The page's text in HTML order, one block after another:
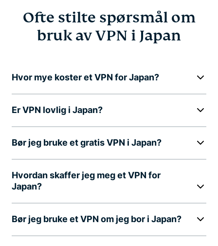
Ofte stilte spørsmål om
bruk av VPN i Japan
Hvor mye koster et VPN for Japan?
Er VPN lovlig i Japan?
Bør jeg bruke et gratis VPN i Japan?
Hvordan skaffer jeg meg et VPN for
Japan?
Bør jeg bruke et VPN om jeg bor i Japan?